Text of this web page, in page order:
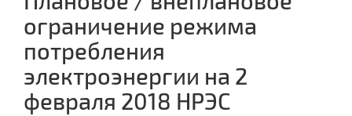
ограничение режима
потребления
электроэнергии на 2
февраля 2018 НРЭС